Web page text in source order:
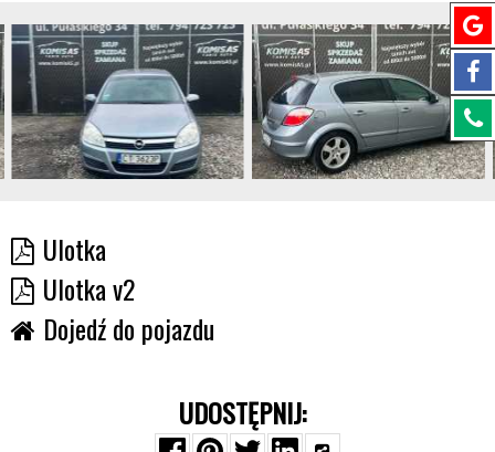
Ulotka
Ulotka v2
Dojedź do pojazdu
UDOSTĘPNIJ: